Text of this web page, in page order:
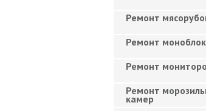
Ремонт
Ремонт
Ремонт
Ремонт
камер